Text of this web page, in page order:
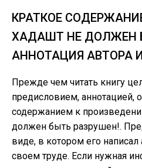
КРАТКОЕ
ХАДАШТ НЕ ДОЛЖЕН
АННОТАЦИЯ АВТОРА
Прежде чем читать книгу
предисловием, аннотацией,
содержанием к
должен быть разрушен!.
виде, в котором его написал
своем труде. Если нужная